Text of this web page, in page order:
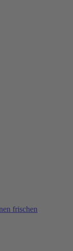
frischen